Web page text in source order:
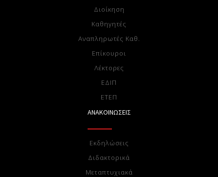
Διοίκηση
Καθηγητές
Αναπληρωτές Καθ.
Επίκουροι
Λέκτορες
ΕΔΙΠ
ΕTEΠ
ΑΝΑΚΟΙΝΩΣΕΙΣ
Εκδηλώσεις
Διδακτορικά
Μεταπτυχιακά